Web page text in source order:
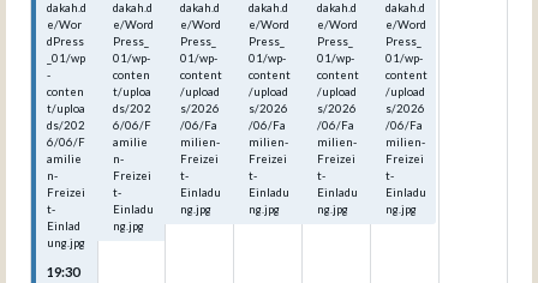
dakah.d
e/Wor
dPress
_01/wp
-
conten
t/uploa
ds/202
6/06/F
amilie
n-
Freizei
t-
Einlad
ung.jpg
19:30
dakah.d
e/Word
Press_
01/wp-
conten
t/uploa
ds/202
6/06/F
amilie
n-
Freizei
t-
Einladu
ng.jpg
dakah.d
e/Word
Press_
01/wp-
content
/upload
s/2026
/06/Fa
milien-
Freizei
t-
Einladu
ng.jpg
dakah.d
e/Word
Press_
01/wp-
content
/upload
s/2026
/06/Fa
milien-
Freizei
t-
Einladu
ng.jpg
dakah.d
e/Word
Press_
01/wp-
content
/upload
s/2026
/06/Fa
milien-
Freizei
t-
Einladu
ng.jpg
dakah.d
e/Word
Press_
01/wp-
content
/upload
s/2026
/06/Fa
milien-
Freizei
t-
Einladu
ng.jpg